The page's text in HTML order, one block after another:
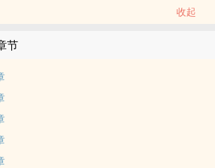
收起
节